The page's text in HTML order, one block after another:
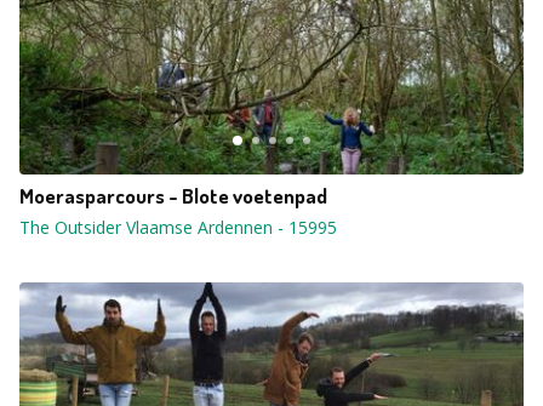
Moerasparcours - Blote voetenpad
The Outsider Vlaamse Ardennen - 15995